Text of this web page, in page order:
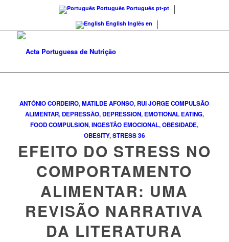
Português Português pt-pt
English Inglês en
ANTÓNIO CORDEIRO,MATILDE AFONSO, RUI JORGE COMPULSÃO
ALIMENTAR,DEPRESSÃO,DEPRESSION, EMOTIONAL EATING,
FOOD COMPULSION,INGESTÃO EMOCIONAL,OBESIDADE,
OBESITY,STRESS36
EFEITO DO STRESS NO
COMPORTAMENTO
ALIMENTAR: UMA
REVISÃO NARRATIVA
DA LITERATURA